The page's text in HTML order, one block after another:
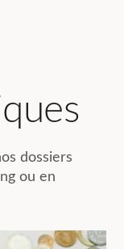
dossiers
ou en